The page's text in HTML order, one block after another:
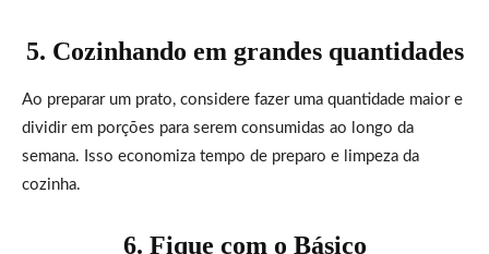
5. Cozinhando em grandes quantidades
Ao preparar um prato, considere fazer uma quantidade maior e
dividir em porções para serem consumidas ao longo da
semana. Isso economiza tempo de preparo e limpeza da
cozinha.
6. Fique com o Básico